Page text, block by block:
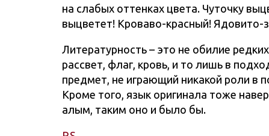
на слабых оттенках цвета. Чуточку
выцветет! Кроваво-красный! Ядовито-
Литературность – это не обилие
рассвет, флаг, кровь, и то лишь в
предмет, не играющий никакой роли в
Кроме того, язык оригинала тоже
алым, таким оно и было бы.